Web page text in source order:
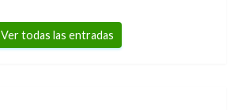
Ver todas las entradas